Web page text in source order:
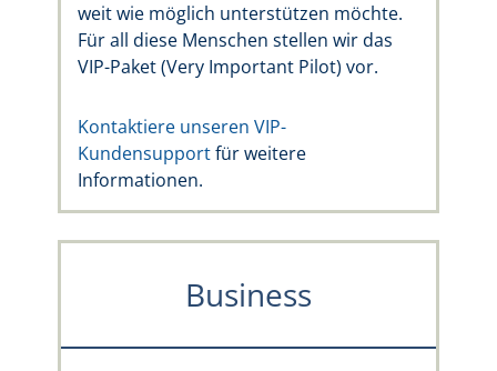
weit wie möglich unterstützen möchte.
Für all diese Menschen stellen wir das
VIP-Paket (Very Important Pilot) vor.
Kontaktiere unseren VIP-
Kundensupportfür weitere
Informationen.
Business